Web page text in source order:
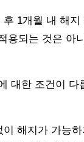
1개월 내 해
용되는 것은 아
대한 조건이 다
이 해지가 가능